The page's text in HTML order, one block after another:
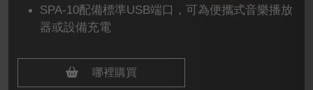
SPA-10配備標準USB端口，可為便攜式音樂播放
器或設備充電
哪裡購買